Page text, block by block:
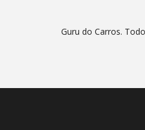
Guru do Carros.